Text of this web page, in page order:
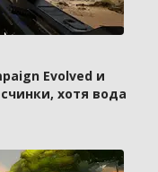
Evolved и
хотя вода